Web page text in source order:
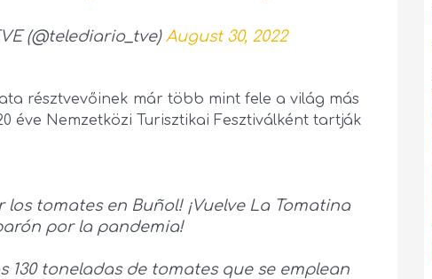
(@telediario_tve) August 30, 2022
résztvevőinek már több mint fele a világ más
éve Nemzetközi Turisztikai Fesztiválként tartják
los tomates en Buñol! ¡Vuelve La Tomatina
por la pandemia!
130 toneladas de tomates que se emplean